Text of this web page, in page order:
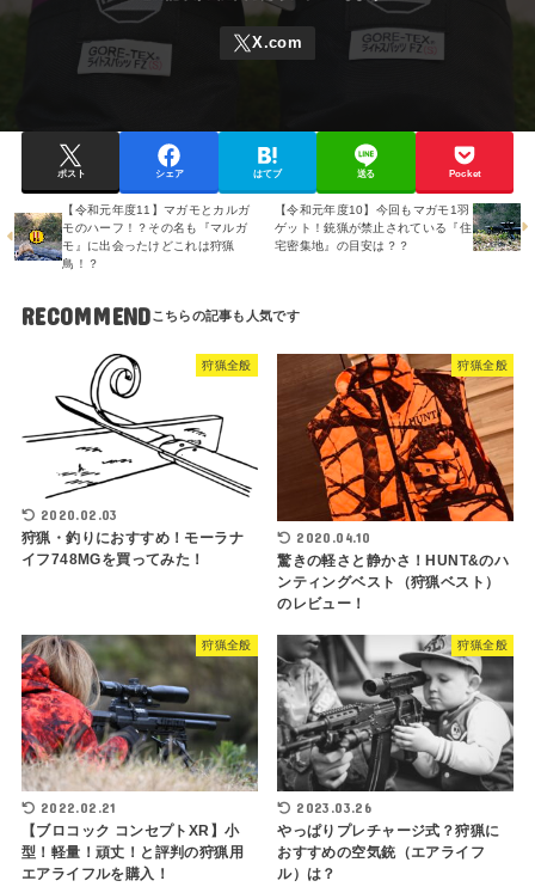
ポスト シェア はてブ 送る Pocket
【令和元年度11】マガモとカルガ
モのハーフ！？その名も『マルガ
モ』に出会ったけどこれは狩猟
鳥！？
【令和元年度10】今回もマガモ1羽
ゲット！銃猟が禁止されている『住
宅密集地』の目安は？？
RECOMMEND
狩猟全般
2020.02.03
狩猟・釣りにおすすめ！モーラナ
イフ748MGを買ってみた！
狩猟全般
2020.04.10
驚きの軽さと静かさ！HUNT&のハ
ンティングベスト（狩猟ベスト）
のレビュー！
狩猟全般
2022.02.21
【ブロコック コンセプトXR】小
型！軽量！頑丈！と評判の狩猟用
エアライフルを購入！
狩猟全般
2023.03.26
やっぱりプレチャージ式？狩猟に
おすすめの空気銃（エアライフ
ル）は？